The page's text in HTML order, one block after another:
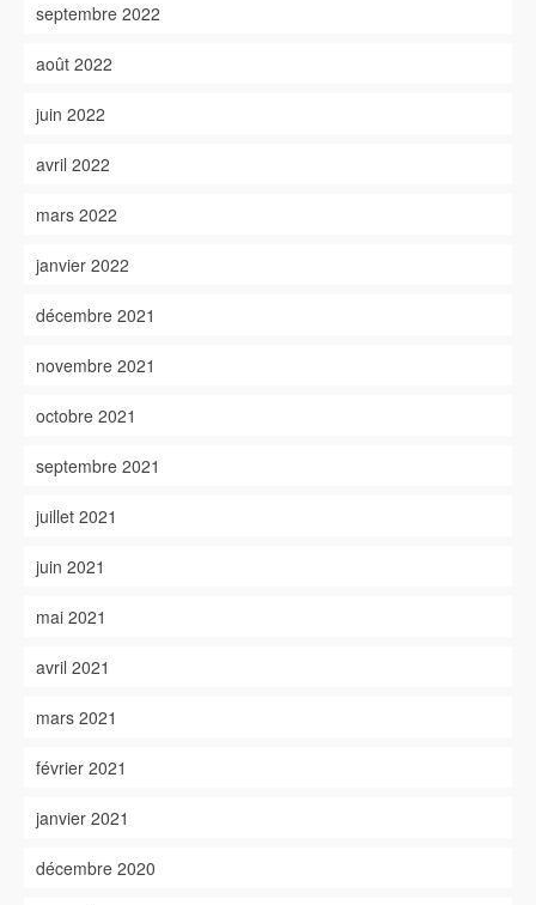
septembre 2022
août 2022
juin 2022
avril 2022
mars 2022
janvier 2022
décembre 2021
novembre 2021
octobre 2021
septembre 2021
juillet 2021
juin 2021
mai 2021
avril 2021
mars 2021
février 2021
janvier 2021
décembre 2020